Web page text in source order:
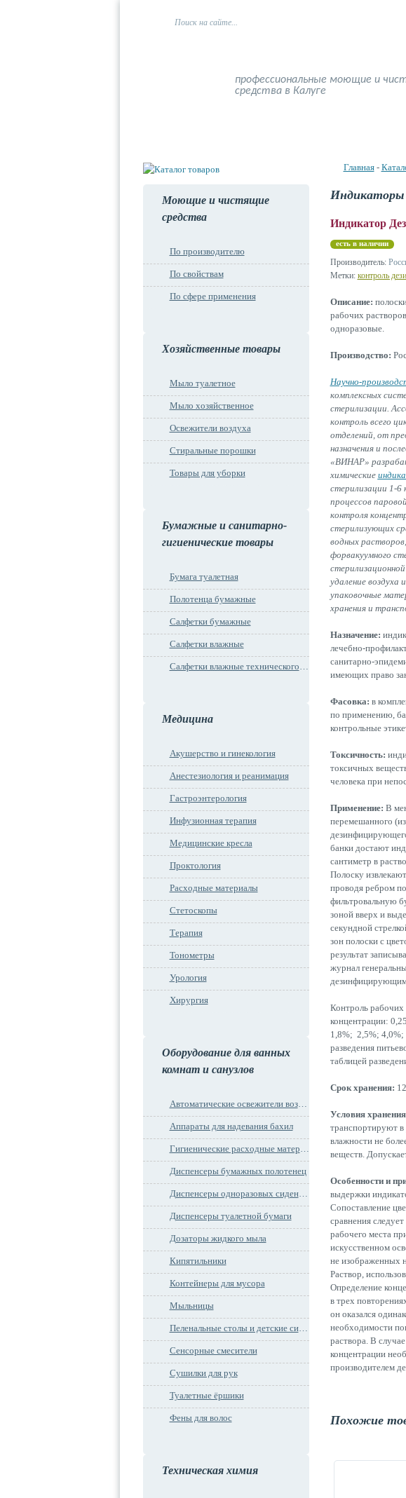
профессиональные моющие и
средства в Калуге
Моющие и чистящие
средства
По производителю
По свойствам
По сфере применения
Хозяйственные товары
Мыло туалетное
Мыло хозяйственное
Освежители воздуха
Стиральные порошки
Товары для уборки
Бумажные и санитарно-
гигиенические товары
Бумага туалетная
Полотенца бумажные
Салфетки бумажные
Салфетки влажные
Салфетки влажные технического назначения
Медицина
Акушерство и гинекология
Анестезиология и реанимация
Гастроэнтерология
Инфузионная терапия
Медицинские кресла
Проктология
Расходные материалы
Стетоскопы
Терапия
Тонометры
Урология
Хирургия
Оборудование для ванных
комнат и санузлов
Автоматические освежители воздуха
Аппараты для надевания бахил
Гигиенические расходные материалы
Диспенсеры бумажных полотенец
Диспенсеры одноразовых сидений на унитаз
Диспенсеры туалетной бумаги
Дозаторы жидкого мыла
Кипятильники
Контейнеры для мусора
Мыльницы
Пеленальные столы и детские сидения
Сенсорные смесители
Сушилки для рук
Туалетные ёршики
Фены для волос
Техническая химия
Главная-
Индикаторы
Индикатор
есть в наличии
Производитель:
Метки: контроль
Описание:
рабочих
одноразовые.
Производство:
Научно-
комплексных
стерилизации.
контроль всего
отделений, от
назначения и
«ВИНАР»
химические
стерилизации 1-6
процессов
контроля
стерилизующих
водных
форвакуумного
удаление воздуха
упаковочные
хранения и
Назначение:
лечебно-
санитарно-
имеющих право
Фасовка: в
по применению,
контрольные
Токсичность:
токсичных
человека при
Применение: В
перемешанного
банки достают
сантиметр в
Полоску
проводя ребром
фильтровальную
зоной вверх и
секундной
зон полоски с
результат
журнал
Контроль
концентрации:
1,8%; 2,5%; 4,0%;
разведения
таблицей
Срок хранения:
Условия
транспортируют в
влажности не
веществ.
Особенности и
выдержки
Сопоставление
сравнения
рабочего места
искусственном
не изображенных
Раствор,
Определение
в трех
он оказался
необходимости
раствора. В
концентрации
производителем
Похожие